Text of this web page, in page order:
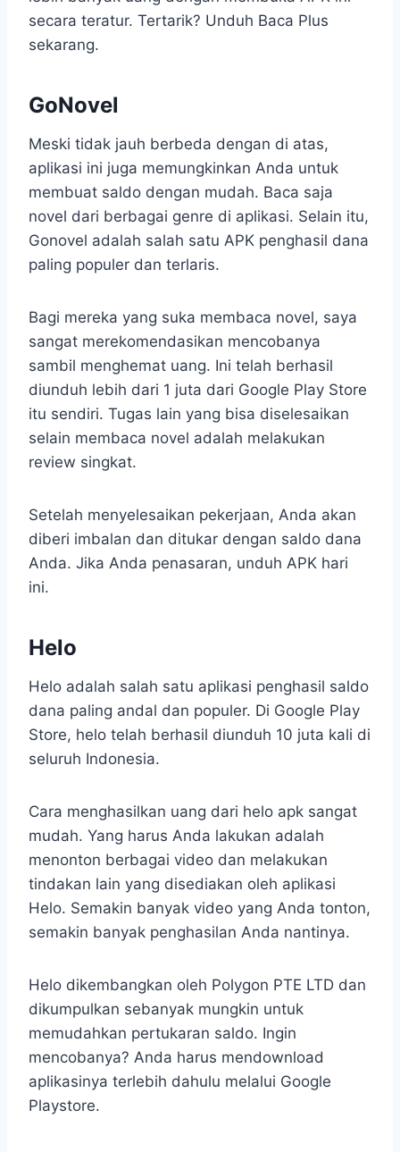
secara teratur. Tertarik? Unduh Baca Plus
sekarang.
GoNovel
Meski tidak jauh berbeda dengan di atas,
aplikasi ini juga memungkinkan Anda untuk
membuat saldo dengan mudah. Baca saja
novel dari berbagai genre di aplikasi. Selain itu,
Gonovel adalah salah satu APK penghasil dana
paling populer dan terlaris.
Bagi mereka yang suka membaca novel, saya
sangat merekomendasikan mencobanya
sambil menghemat uang. Ini telah berhasil
diunduh lebih dari 1 juta dari Google Play Store
itu sendiri. Tugas lain yang bisa diselesaikan
selain membaca novel adalah melakukan
review singkat.
Setelah menyelesaikan pekerjaan, Anda akan
diberi imbalan dan ditukar dengan saldo dana
Anda. Jika Anda penasaran, unduh APK hari
ini.
Helo
Helo adalah salah satu aplikasi penghasil saldo
dana paling andal dan populer. Di Google Play
Store, helo telah berhasil diunduh 10 juta kali di
seluruh Indonesia.
Cara menghasilkan uang dari helo apk sangat
mudah. Yang harus Anda lakukan adalah
menonton berbagai video dan melakukan
tindakan lain yang disediakan oleh aplikasi
Helo. Semakin banyak video yang Anda tonton,
semakin banyak penghasilan Anda nantinya.
Helo dikembangkan oleh Polygon PTE LTD dan
dikumpulkan sebanyak mungkin untuk
memudahkan pertukaran saldo. Ingin
mencobanya? Anda harus mendownload
aplikasinya terlebih dahulu melalui Google
Playstore.